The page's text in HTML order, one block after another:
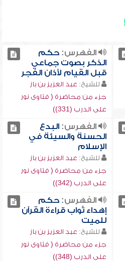
الفهرس:حكم
الذكر بصوت جماعي
قبل القيام لأذان الفجر
للشيخ: عبد العزيز بن باز
جزء من محاضرة ( فتاوى نور
على الدرب (331))
الفهرس:البدع
الحسنة والسيئة في
الإسلام
للشيخ: عبد العزيز بن باز
جزء من محاضرة ( فتاوى نور
على الدرب (342))
الفهرس:حكم
إهداء ثواب قراءة القرآن
للميت
للشيخ: عبد العزيز بن باز
جزء من محاضرة ( فتاوى نور
على الدرب (348))